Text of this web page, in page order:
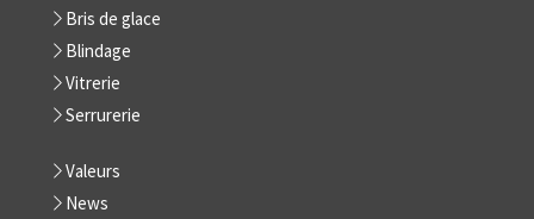
Bris de glace
Blindage
Vitrerie
Serrurerie
Valeurs
News